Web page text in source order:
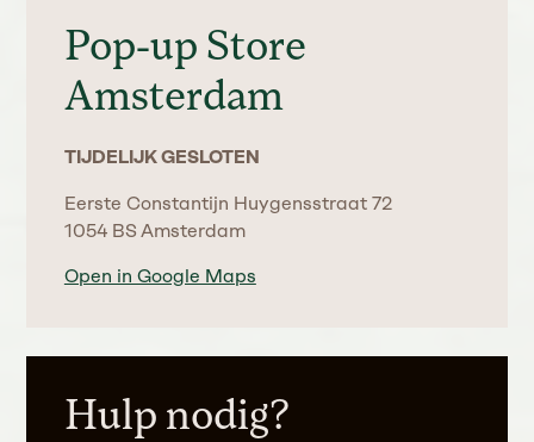
Pop-up Store
Amsterdam
TIJDELIJK GESLOTEN
Eerste Constantijn Huygensstraat 72
1054 BS Amsterdam
Open in Google Maps
Hulp nodig?